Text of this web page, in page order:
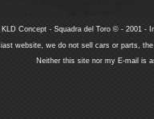
Concept - Squadra del Toro © - 2001 -
website, we do not sell cars or parts,
Neither this site nor my E-mail is